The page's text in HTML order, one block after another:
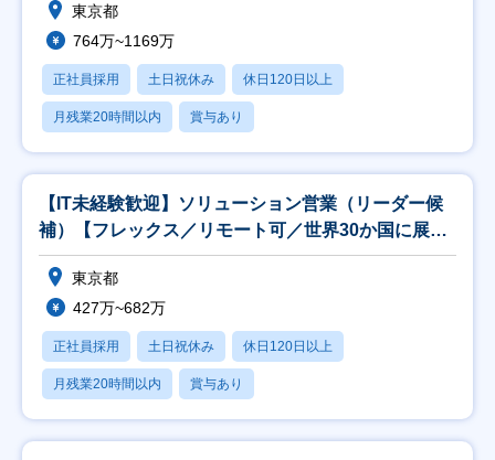
東京都
764万~1169万
正社員採用 土日祝休み 休日120日以上
月残業20時間以内 賞与あり
【IT未経験歓迎】ソリューション営業（リーダー候
補）【フレックス／リモート可／世界30か国に展
開】
東京都
427万~682万
正社員採用 土日祝休み 休日120日以上
月残業20時間以内 賞与あり